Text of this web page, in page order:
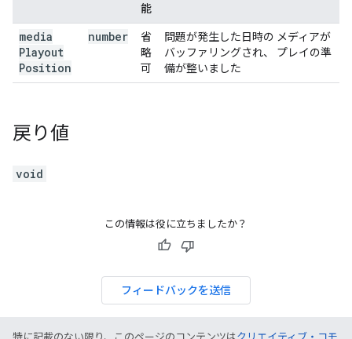
能
media
Playout
Position
number
省
略
可
問題が発生した日時の メディアが
バッファリングされ、 プレイの準
備が整いました
戻り値
void
この情報は役に立ちましたか？
フィードバックを送信